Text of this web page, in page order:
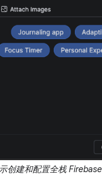
创建和配置全栈 Firebase